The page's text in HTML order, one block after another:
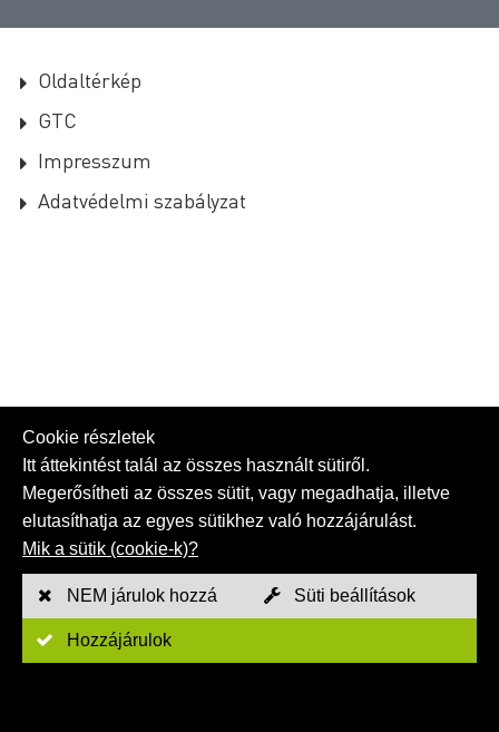
Oldaltérkép
GTC
Impresszum
Adatvédelmi szabályzat
Cookie részletek
Itt áttekintést talál az összes használt sütiről.
Megerősítheti az összes sütit, vagy megadhatja, illetve
elutasíthatja az egyes sütikhez való hozzájárulást.
Mik a sütik (cookie-k)?
NEM járulok hozzá Süti beállítások
Hozzájárulok